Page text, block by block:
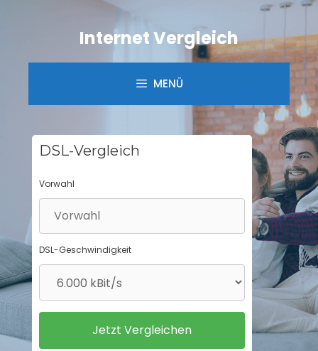
Internet Vergleich
MENÜ
DSL-Vergleich
Vorwahl
DSL-Geschwindigkeit